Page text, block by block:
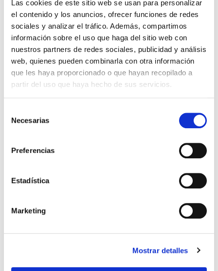
Las cookies de este sitio web se usan para personalizar
el contenido y los anuncios, ofrecer funciones de redes
sociales y analizar el tráfico. Además, compartimos
información sobre el uso que haga del sitio web con
nuestros partners de redes sociales, publicidad y análisis
web, quienes pueden combinarla con otra información
que les haya proporcionado o que hayan recopilado a
partir del uso que haya hecho de sus servicios.
Necesarias
Preferencias
Estadística
Marketing
Mostrar detalles
producto, también
compraron
Biblia RVR60 bolsillo
Reina Valera 1960
27,55€
Comprar
Biblia RVR60 de Bolsillo Abba
Classic i/piel rosa/café con
Reina Valera 1960
Comprar